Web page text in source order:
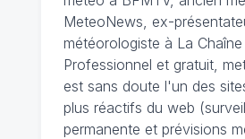
MeteoNews, ex-
météorologiste à La
Professionnel et gratuit,
est sans doute l'un des
plus réactifs du web
permanente et prévisions